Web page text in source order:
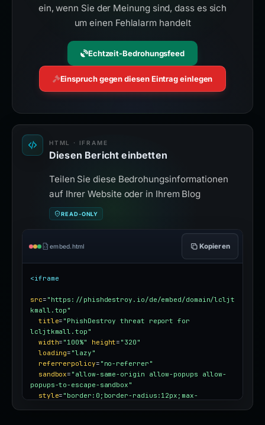
ein, wenn Sie der Meinung sind, dass es sich
um einen Fehlalarm handelt
Echtzeit-Bedrohungsfeed
Einspruch gegen diesen Eintrag einlegen
HTML · IFRAME
Diesen Bericht einbetten
Teilen Sie diese Bedrohungsinformationen
auf Ihrer Website oder in Ihrem Blog
READ-ONLY
embed.html Kopieren
<iframe
src= "https://phishdestroy.io/de/embed/domain/lcljt
kmall.top"
title= "PhishDestroy threat report for
lcljtkmall.top"
width= "100%" height= "320"
loading= "lazy"
referrerpolicy= "no-referrer"
sandbox= "allow-same-origin allow-popups allow-
popups-to-escape-sandbox"
style= "border:0;border-radius:12px;max-